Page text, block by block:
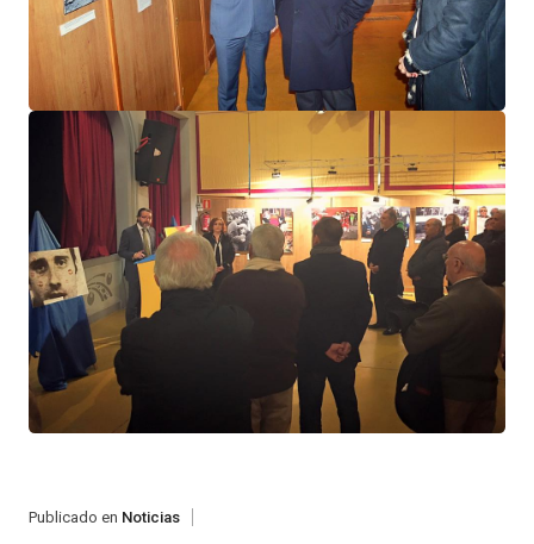
Publicado en Noticias